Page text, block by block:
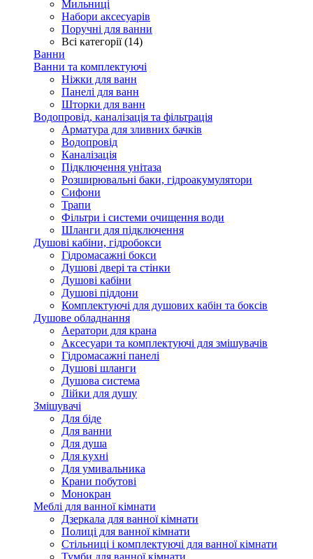
Мильниці
Набори аксесуарів
Поручні для ванни
Всі категорії (14)
Ванни
Ванни та комплектуючі
Ніжки для ванн
Панелі для ванн
Шторки для ванн
Водопровід, каналізація та фільтрація
Арматура для зливних бачків
Водопровід
Каналізація
Підключення унітаза
Розширювальні баки, гідроакумулятори
Сифони
Трапи
Фільтри і системи очищення води
Шланги для підключення
Душові кабіни, гідробокси
Гідромасажні бокси
Душові двері та стінки
Душові кабіни
Душові піддони
Комплектуючі для душових кабін та боксів
Душове обладнання
Аератори для крана
Аксесуари та комплектуючі для змішувачів
Гідромасажні панелі
Душові шланги
Душова система
Лійки для душу
Змішувачі
Для біде
Для ванни
Для душа
Для кухні
Для умивальника
Крани побутові
Монокран
Меблі для ванної кімнати
Дзеркала для ванної кімнати
Полиці для ванної кімнати
Стільниці і комплектуючі для ванної кімнати
Тумби для ванної кімнати